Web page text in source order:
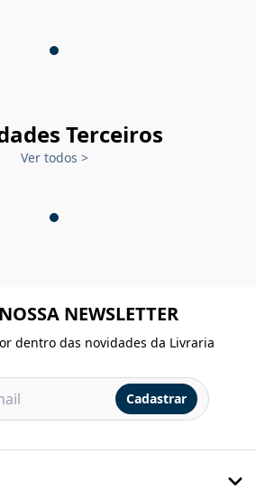
Terceiros
Ver todos >
NEWSLETTER
dentro das novidades da Livraria
Cadastrar